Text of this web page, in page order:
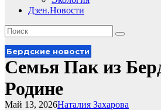
Дзен.Новости
Бердские новости
Семья Пак из
Родине
Наталия Захарова
Май 13, 2026